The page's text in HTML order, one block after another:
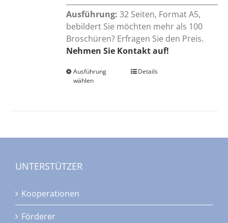
Ausführung: 32 Seiten, Format A5,
bebildert Sie möchten mehr als 100
Broschüren? Erfragen Sie den Preis.
Nehmen Sie Kontakt auf!
Ausführung
wählen
Dieses
Produktseite
Details
UNTERSTÜTZER
Kooperationen
Förderer